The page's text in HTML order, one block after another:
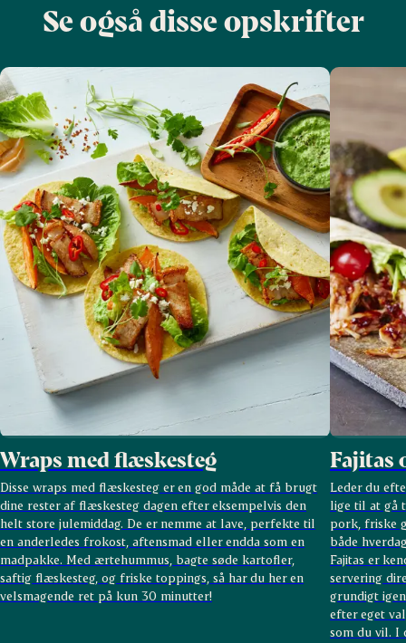
Se også disse opskrifter
Wraps med flæskesteg
Disse wraps med flæskesteg er en god måde at få brugt
dine rester af flæskesteg dagen efter eksempelvis den
helt store julemiddag. De er nemme at lave, perfekte til
en anderledes frokost, aftensmad eller endda som en
madpakke. Med ærtehummus, bagte søde kartofler,
saftig flæskesteg, og friske toppings, så har du her en
velsmagende ret på kun 30 minutter!
Fajitas
Leder du
lige til at gå
pork, friske
både
Fajitas er
servering
grundigt
efter eget
som du vil. I